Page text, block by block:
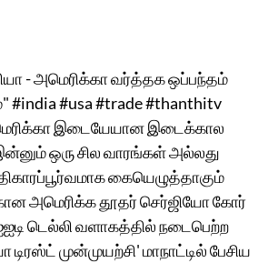
- அமெரிக்கா வர்த்தக ஒப்பந்தம்
#india #usa #trade #thanthitv
இடையேயான இடைக்கால
ஒரு சில வாரங்கள் அல்லது
கையெழுத்தாகும்
அமெரிக்க தூதர் செர்ஜியோ கோர்
டெல்லி வளாகத்தில் நடைபெற்ற
முன்முயற்சி' மாநாட்டில் பேசிய